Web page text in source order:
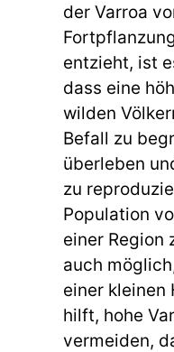
der Varroa
entzieht, ist
dass eine
wilden
Befall zu
überleben
zu
Population
einer Region
auch
einer kleinen
hilft, hohe
vermeiden,